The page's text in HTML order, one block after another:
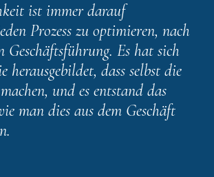
ist immer darauf
Prozess zu optimieren, nach
Geschäftsführung. Es hat sich
herausgebildet, dass selbst die
und es entstand das
man dies aus dem Geschäft